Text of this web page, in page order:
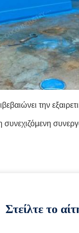
την
συνεχιζόμενη
Στείλτε το